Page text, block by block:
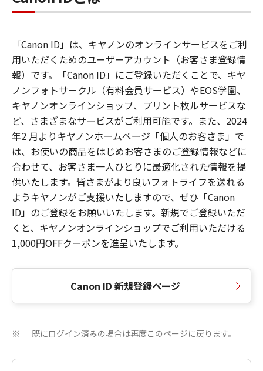
「Canon ID」は、キヤノンのオンラインサービスをご利
用いただくためのユーザーアカウント（お客さま登録情
報）です。「Canon ID」にご登録いただくことで、キヤ
ノンフォトサークル（有料会員サービス）やEOS学園、
キヤノンオンラインショップ、プリント枚ルサービスな
ど、さまざまなサービスがご利用可能です。また、2024
年2 月よりキヤノンホームページ「個人のお客さま」で
は、お使いの商品をはじめお客さまのご登録情報などに
合わせて、お客さま一人ひとりに最適化された情報を提
供いたします。皆さまがより良いフォトライフを送れる
ようキヤノンがご支援いたしますので、ぜひ「Canon
ID」のご登録をお願いいたします。新規でご登録いただ
くと、キヤノンオンラインショップでご利用いただける
1,000円OFFクーポンを進呈いたします。
Canon ID 新規登録ページ
※ 既にログイン済みの場合は再度このページに戻ります。